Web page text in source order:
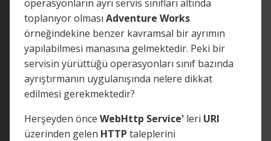
operasyonların ayrı servis sınıfları altında
toplanıyor olması Adventure Works
örneğindekine benzer kavramsal bir ayrımın
yapılabilmesi manasına gelmektedir. Peki bir
servisin yürüttüğü operasyonları sınıf bazında
ayrıştırmanın uygulanışında nelere dikkat
edilmesi gerekmektedir?
Herşeyden önce WebHttp Service' leri URI
üzerinden gelen HTTP taleplerini